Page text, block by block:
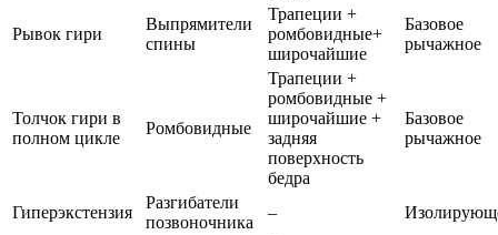
Рывок гири
Выпрямители
спины
Трапеции +
ромбовидные+
широчайшие
Базовое
рычажное
Толчок гири в
полном цикле
Ромбовидные
Трапеции +
ромбовидные +
широчайшие +
задняя
поверхность
бедра
Базовое
рычажное
Гиперэкстензия
Разгибатели
позвоночника
–